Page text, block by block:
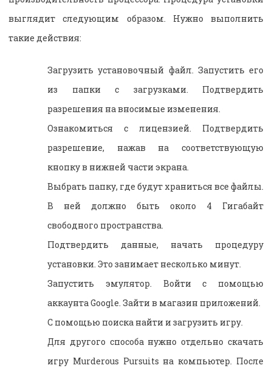
выглядит следующим образом. Нужно выполнить
такие действия:
Загрузить установочный файл. Запустить его
из папки с загрузками. Подтвердить
разрешения на вносимые изменения.
Ознакомиться с лицензией. Подтвердить
разрешение, нажав на соответствующую
кнопку в нижней части экрана.
Выбрать папку, где будут храниться все файлы.
В ней должно быть около 4 Гигабайт
свободного пространства.
Подтвердить данные, начать процедуру
установки. Это занимает несколько минут.
Запустить эмулятор. Войти с помощью
аккаунта Google. Зайти в магазин приложений.
С помощью поиска найти и загрузить игру.
Для другого способа нужно отдельно скачать
игру Murderous Pursuits на компьютер. После